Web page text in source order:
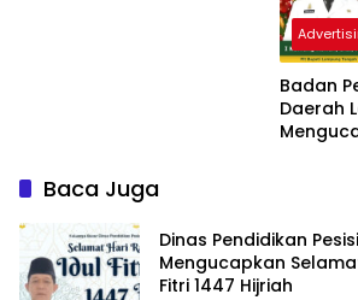
Badan
Daerah
Baca Juga
Dinas Pendidikan
Mengucapkan
Fitri 1447 Hijriah